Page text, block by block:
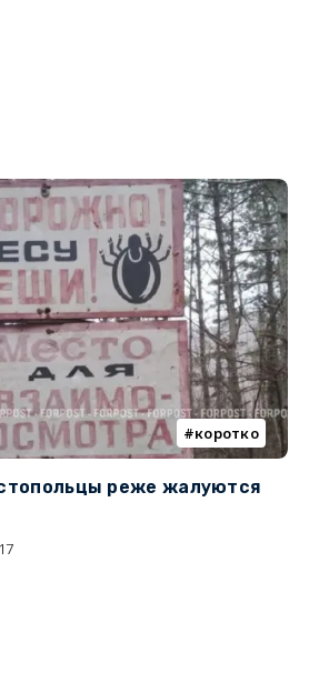
коротко
реже жалуются